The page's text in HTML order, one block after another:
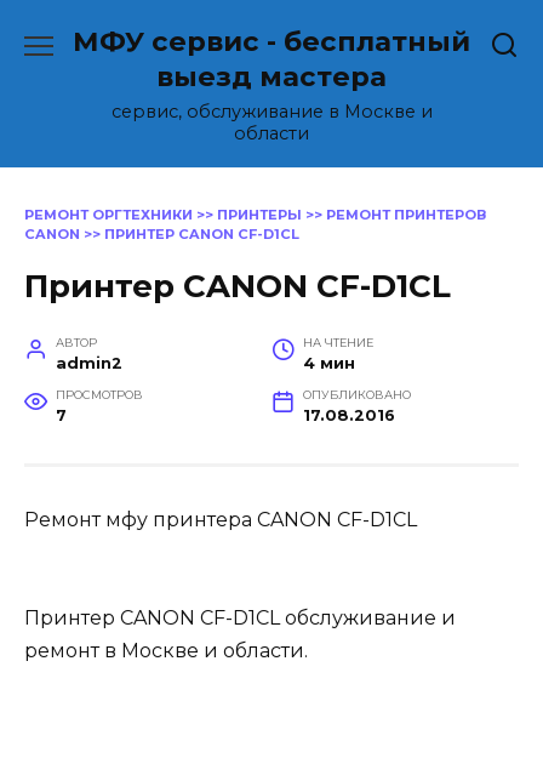
МФУ сервис - бесплатный
выезд мастера
сервис, обслуживание в Москве и
области
РЕМОНТ ОРГТЕХНИКИ >> ПРИНТЕРЫ >> РЕМОНТ ПРИНТЕРОВ
CANON >> ПРИНТЕР CANON CF-D1CL
Принтер CANON CF-D1CL
АВТОР
admin2
НА ЧТЕНИЕ
4 мин
ПРОСМОТРОВ
7
ОПУБЛИКОВАНО
17.08.2016
Ремонт мфу принтера CANON CF-D1CL
Принтер CANON CF-D1CL обслуживание и
ремонт в Москве и области.